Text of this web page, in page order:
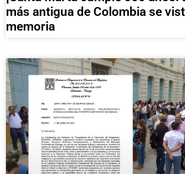
más antigua de Colombia se
memoria